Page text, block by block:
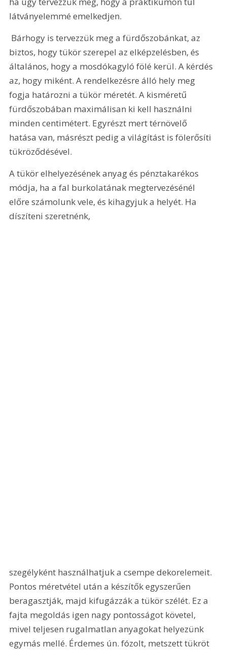
látványelemmé emelkedjen.
biztos, hogy tükör szerepel az elképzelésben, és
általános, hogy a mosdókagyló fölé kerül. A kérdés
az, hogy miként. A rendelkezésre álló hely meg
fogja határozni a tükör méretét. A kisméretű
fürdőszobában maximálisan ki kell használni
minden centimétert. Egyrészt mert térnövelő
hatása van, másrészt pedig a világítást is fölerősíti
tükröződésével.
A tükör elhelyezésének anyag és pénztakarékos
módja, ha a fal burkolatának megtervezésénél
előre számolunk vele, és kihagyjuk a helyét. Ha
díszíteni szeretnénk,
szegélyként használhatjuk a csempe dekorelemeit.
Pontos méretvétel után a készítők egyszerűen
beragasztják, majd kifugázzák a tükör szélét. Ez a
fajta megoldás igen nagy pontosságot követel,
mivel teljesen rugalmatlan anyagokat helyezünk
egymás mellé. Érdemes ún. fózolt, metszett tükröt